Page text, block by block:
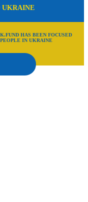
UKRAINE
HAS BEEN FOCUSED
IN UKRAINE